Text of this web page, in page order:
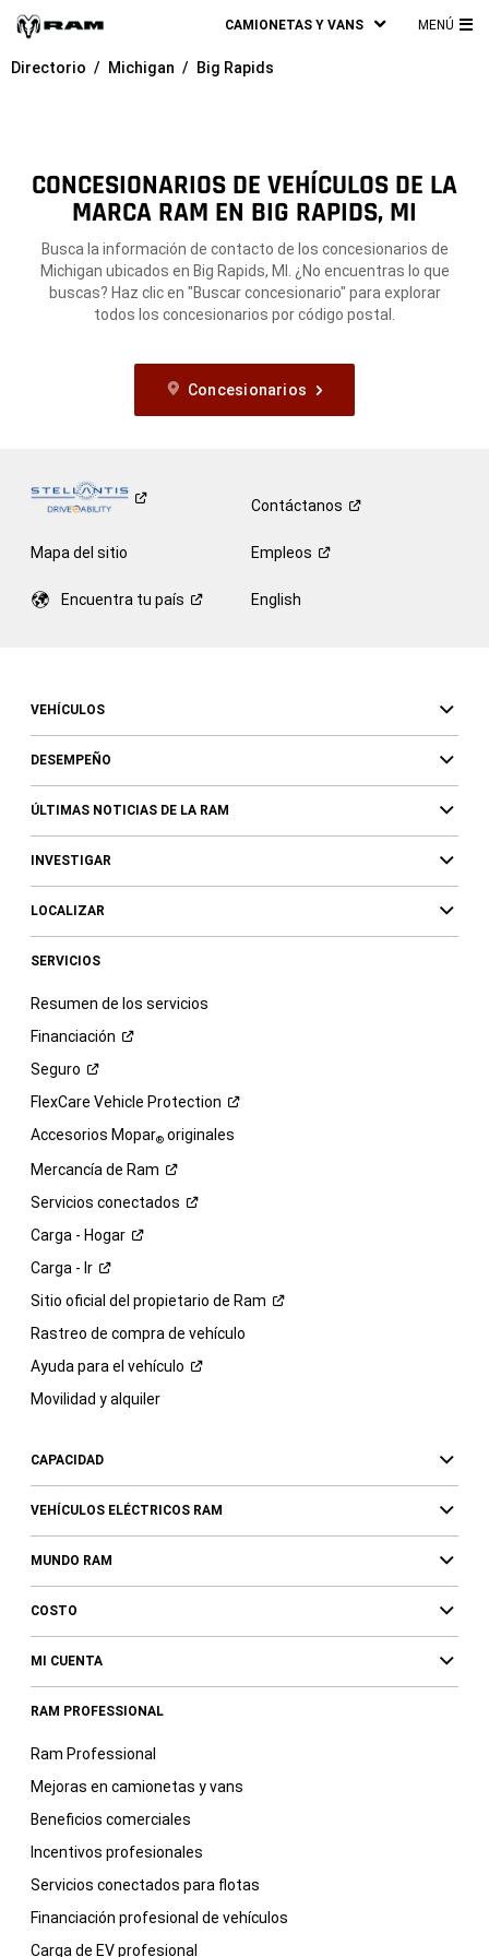
CAMIONETAS Y VANS MENÚ
Directorio Michigan Big Rapids
CONCESIONARIOS DE VEHÍCULOS DE LA
MARCA RAM EN BIG RAPIDS, MI
Busca la información de contacto de los concesionarios de
Michigan ubicados en Big Rapids, MI. ¿No encuentras lo que
buscas? Haz clic en "Buscar concesionario" para explorar
todos los concesionarios por código postal.
Concesionarios
Contáctanos
Mapa del sitio Empleos
Encuentra tu país English
VEHÍCULOS
DESEMPEÑO
ÚLTIMAS NOTICIAS DE LA RAM
INVESTIGAR
LOCALIZAR
SERVICIOS
Resumen de los servicios
Financiación
Seguro
FlexCare Vehicle Protection
Accesorios Mopar®originales
Mercancía de Ram
Servicios conectados
Carga - Hogar
Carga - Ir
Sitio oficial del propietario de Ram
Rastreo de compra de vehículo
Ayuda para el vehículo
Movilidad y alquiler
CAPACIDAD
VEHÍCULOS ELÉCTRICOS RAM
MUNDO RAM
COSTO
MI CUENTA
RAM PROFESSIONAL
Ram Professional
Mejoras en camionetas y vans
Beneficios comerciales
Incentivos profesionales
Servicios conectados para flotas
Financiación profesional de vehículos
Carga de EV profesional